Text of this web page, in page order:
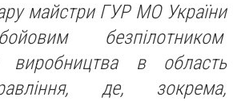
майстри ГУР МО України
безпілотником
виробництва в область
де, зокрема,